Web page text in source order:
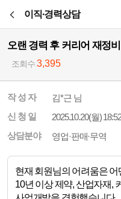
이직·경력상담
오랜 경력 후 커리어 재정
조회수3,395
작 성 자
김*근 님
신 청 일
2025.10.20(월) 18:52
상담분야
영업·판매·무역
현재 회원님의 어려움은
10년 이상 제약, 산업자재,